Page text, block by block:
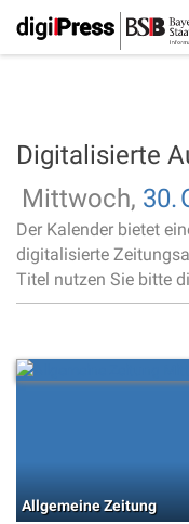
Digitalisierte
Mittwoch, 30.
Der Kalender bietet
digitalisierte
Titel nutzen Sie bitte
Allgemeine Zeitung